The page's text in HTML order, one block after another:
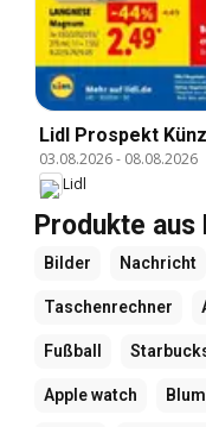
Lidl Prospekt
03.08.2026- 08.08.2026
Lidl
Produkte aus
Bilder Nachricht
Taschenrechner
Fußball
Apple watch